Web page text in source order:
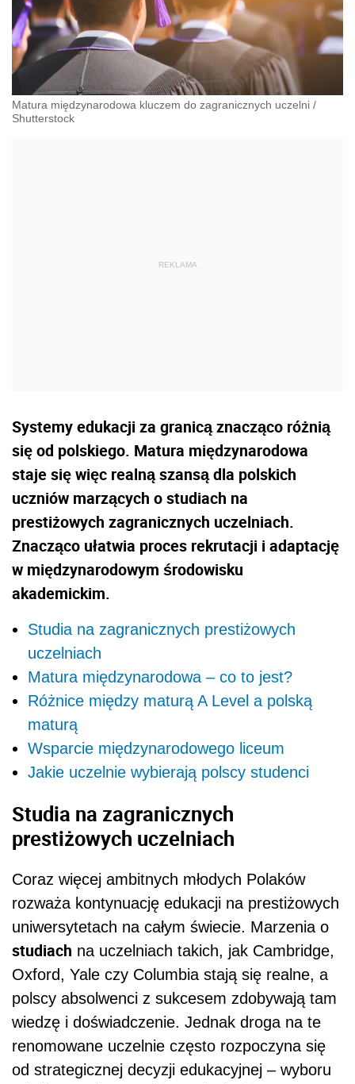
Matura międzynarodowa kluczem do zagranicznych uczelni /
Shutterstock
Systemy edukacji za granicą znacząco różnią
się od polskiego. Matura międzynarodowa
staje się więc realną szansą dla polskich
uczniów marzących o studiach na
prestiżowych zagranicznych uczelniach.
Znacząco ułatwia proces rekrutacji i adaptację
w międzynarodowym środowisku
akademickim.
Studia na zagranicznych prestiżowych
uczelniach
Matura międzynarodowa – co to jest?
Różnice między maturą A Level a polską
maturą
Wsparcie międzynarodowego liceum
Jakie uczelnie wybierają polscy studenci
Studia na zagranicznych
prestiżowych uczelniach
Coraz więcej ambitnych młodych Polaków
rozważa kontynuację edukacji na prestiżowych
uniwersytetach na całym świecie. Marzenia o
studiach na uczelniach takich, jak Cambridge,
Oxford, Yale czy Columbia stają się realne, a
polscy absolwenci z sukcesem zdobywają tam
wiedzę i doświadczenie. Jednak droga na te
renomowane uczelnie często rozpoczyna się
od strategicznej decyzji edukacyjnej – wyboru